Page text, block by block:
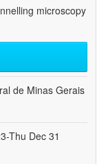
microscopy
de Minas Gerais
Thu Dec 31